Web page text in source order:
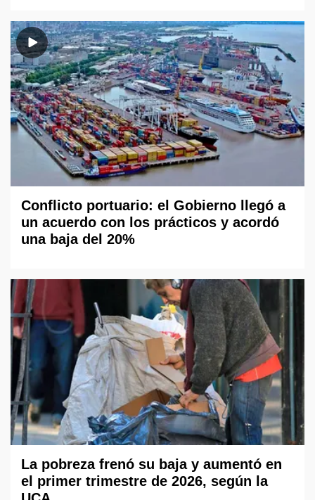
Conflicto portuario: el Gobierno llegó a
un acuerdo con los prácticos y acordó
una baja del 20%
La pobreza frenó su baja y aumentó en
el primer trimestre de 2026, según la